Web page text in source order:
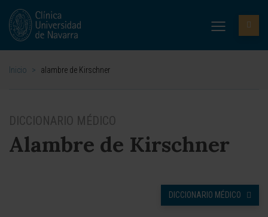
Inicio > alambre de Kirschner
DICCIONARIO MÉDICO
Alambre de Kirschner
DICCIONARIO MÉDICO